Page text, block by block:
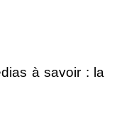
à savoir : la